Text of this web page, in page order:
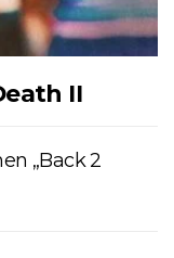
II
„Back 2